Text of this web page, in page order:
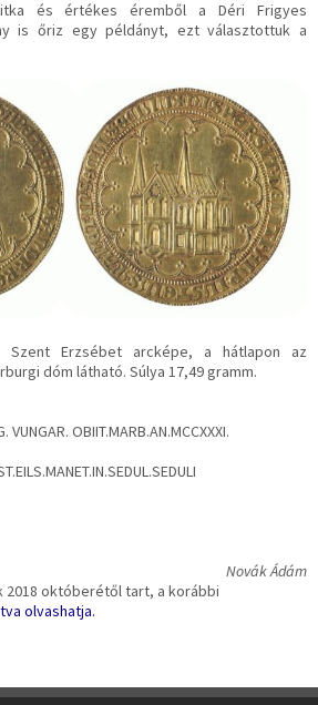
és értékes éremből a Déri Frigyes
is őriz egy példányt, ezt választottuk a
Szent Erzsébet arcképe, a hátlapon az
dóm látható. Súlya 17,49 gramm.
VUNGAR. OBIIT.MARB.AN.MCCXXXI.
Novák Ádám
2018 októberétől tart, a korábbi
olvashatja.